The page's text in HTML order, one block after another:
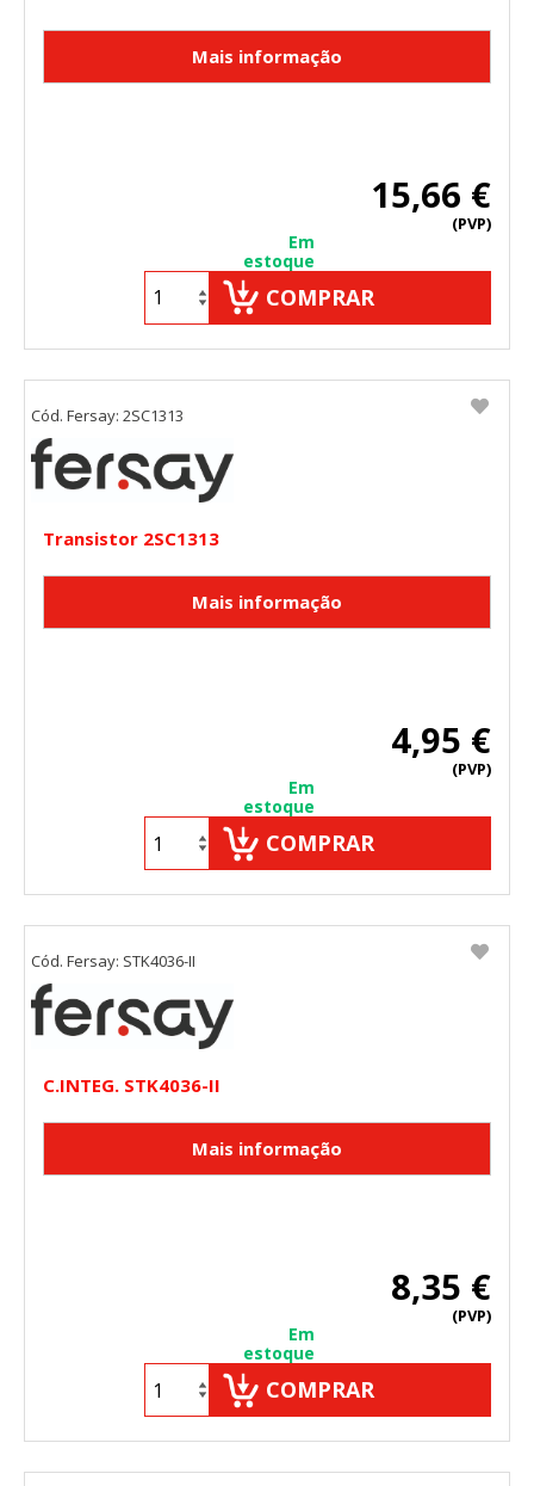
15,66 €
(PVP)
Em
estoque
COMPRAR
Transistor 2SC1313
4,95 €
(PVP)
Em
estoque
COMPRAR
Cód. Fersay: 2SC1313
C.INTEG. STK4036-II
8,35 €
(PVP)
Em
estoque
COMPRAR
Cód. Fersay: STK4036-II